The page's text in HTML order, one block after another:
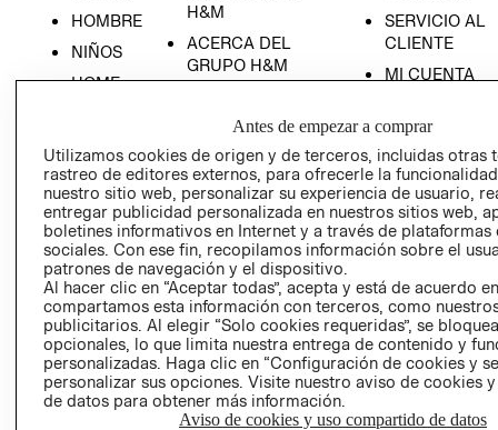
HOMBRE
NIÑOS
HOME
H&M
ACERCA DEL
GRUPO H&M
SOCIAL
PRENSA
RELACIÓN CON
INVERSIONISTAS
POLÍTICA
EMPRESARIAL
SERVICIO AL
CLIENTE
MI CUENTA
TIENDAS
- RETIRO EN
TIENDA
TÉRMINOS Y
CONDICIONES
AVISO DE
PRIVACIDAD
GIFT CARD
AVISO DE
COOKIES
Antes de empezar a comprar
Utilizamos cookies de origen y de terceros, incluidas otras
rastreo de editores externos, para ofrecerle la
nuestro sitio web, personalizar su experiencia de usuario,
entregar publicidad personalizada en nuestros sitios web,
boletines informativos en Internet y a través de plataformas
sociales. Con ese fin, recopilamos información sobre el
patrones de navegación y el dispositivo.
Al hacer clic en “Aceptar todas”, acepta y está de acuerdo
compartamos esta información con terceros, como
publicitarios. Al elegir “Solo cookies requeridas”, se
opcionales, lo que limita nuestra entrega de contenido y
personalizadas. Haga clic en “Configuración de cookies y
personalizar sus opciones. Visite nuestro aviso de cookies
de datos para obtener más información.
Aviso de cookies y uso compartido de datos